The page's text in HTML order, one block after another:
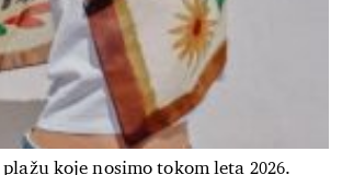
koje nosimo tokom leta 2026.